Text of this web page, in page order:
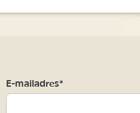
E-mailadres*